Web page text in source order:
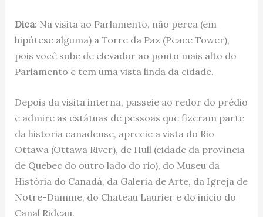
Dica: Na visita ao Parlamento, não perca (em
hipótese alguma) a Torre da Paz (Peace Tower),
pois você sobe de elevador ao ponto mais alto do
Parlamento e tem uma vista linda da cidade.
Depois da visita interna, passeie ao redor do prédio
e admire as estátuas de pessoas que fizeram parte
da historia canadense, aprecie a vista do Rio
Ottawa (Ottawa River), de Hull (cidade da província
de Quebec do outro lado do rio), do Museu da
História do Canadá, da Galeria de Arte, da Igreja de
Notre-Damme, do Chateau Laurier e do inicio do
Canal Rideau.